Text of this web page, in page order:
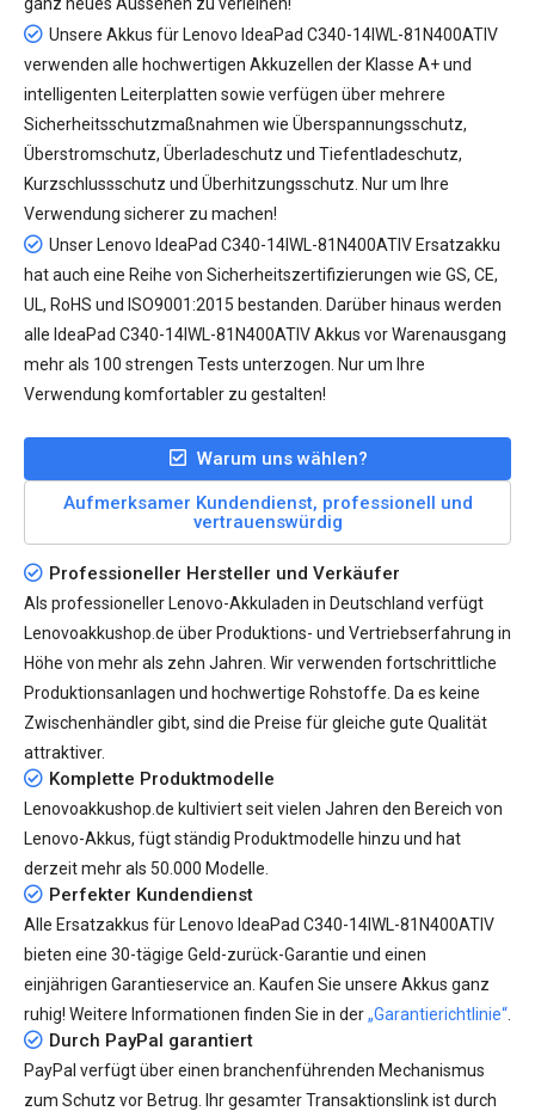
Unsere Akkus für Lenovo IdeaPad C340-14IWL-81N400ATIV
verwenden alle hochwertigen Akkuzellen der Klasse A+ und
intelligenten Leiterplatten sowie verfügen über mehrere
Sicherheitsschutzmaßnahmen wie Überspannungsschutz,
Überstromschutz, Überladeschutz und Tiefentladeschutz,
Kurzschlussschutz und Überhitzungsschutz. Nur um Ihre
Verwendung sicherer zu machen!
UnserLenovo IdeaPad C340-14IWL-81N400ATIV Ersatzakku
hat auch eine Reihe von Sicherheitszertifizierungen wie GS, CE,
UL, RoHS und ISO9001:2015 bestanden. Darüber hinaus werden
alle IdeaPad C340-14IWL-81N400ATIV Akkus vor Warenausgang
mehr als 100 strengen Tests unterzogen. Nur um Ihre
Verwendung komfortabler zu gestalten!
Warum uns wählen?
Aufmerksamer Kundendienst, professionell und
vertrauenswürdig
Professioneller Hersteller und Verkäufer
Als professioneller Lenovo-Akkuladen in Deutschland verfügt
Lenovoakkushop.de über Produktions- und Vertriebserfahrung in
Höhe von mehr als zehn Jahren. Wir verwenden fortschrittliche
Produktionsanlagen und hochwertige Rohstoffe. Da es keine
Zwischenhändler gibt, sind die Preise für gleiche gute Qualität
attraktiver.
Komplette Produktmodelle
Lenovoakkushop.de kultiviert seit vielen Jahren den Bereich von
Lenovo-Akkus, fügt ständig Produktmodelle hinzu und hat
derzeit mehr als 50.000 Modelle.
Perfekter Kundendienst
Alle Ersatzakkus für Lenovo IdeaPad C340-14IWL-81N400ATIV
bieten eine 30-tägige Geld-zurück-Garantie und einen
einjährigen Garantieservice an. Kaufen Sie unsere Akkus ganz
ruhig! Weitere Informationen finden Sie in der„Garantierichtlinie“
Durch PayPal garantiert
PayPal verfügt über einen branchenführenden Mechanismus
zum Schutz vor Betrug. Ihr gesamter Transaktionslink ist durch